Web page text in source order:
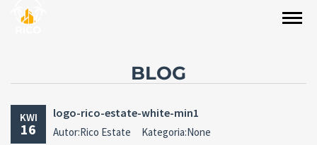
BLOG
KWI
16
logo-rico-estate-white-min1
Autor:Rico Estate Kategoria:None